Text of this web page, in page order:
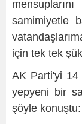
samimiyetle
için tek tek
AK Parti'yi 14
yepyeni bir
şöyle konuştu: